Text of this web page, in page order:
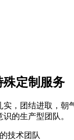
殊定制服务
，团结进取，朝
的生产型团队。
技术团队